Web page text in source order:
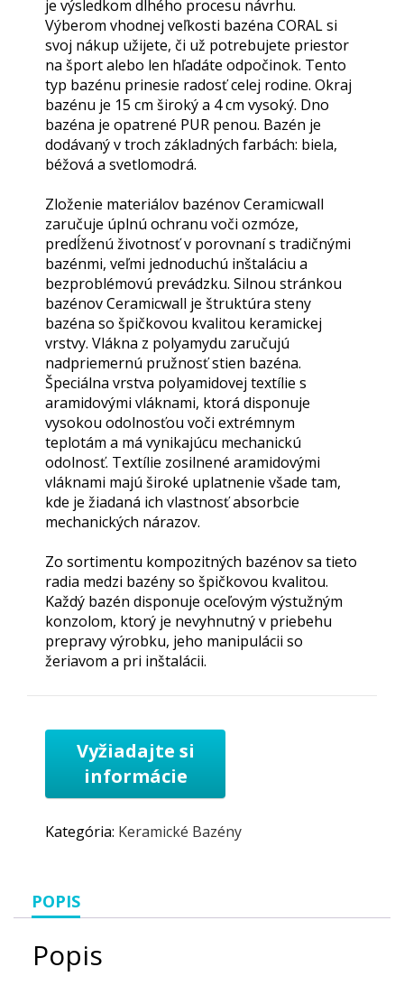
je výsledkom dlhého procesu návrhu.
Výberom vhodnej veľkosti bazéna CORAL si
svoj nákup užijete, či už potrebujete priestor
na šport alebo len hľadáte odpočinok. Tento
typ bazénu prinesie radosť celej rodine. Okraj
bazénu je 15 cm široký a 4 cm vysoký. Dno
bazéna je opatrené PUR penou. Bazén je
dodávaný v troch základných farbách: biela,
béžová a svetlomodrá.
Zloženie materiálov bazénov Ceramicwall
zaručuje úplnú ochranu voči ozmóze,
predĺženú životnosť v porovnaní s tradičnými
bazénmi, veľmi jednoduchú inštaláciu a
bezproblémovú prevádzku. Silnou stránkou
bazénov Ceramicwall je štruktúra steny
bazéna so špičkovou kvalitou keramickej
vrstvy. Vlákna z polyamydu zaručujú
nadpriemernú pružnosť stien bazéna.
Špeciálna vrstva polyamidovej textílie s
aramidovými vláknami, ktorá disponuje
vysokou odolnosťou voči extrémnym
teplotám a má vynikajúcu mechanickú
odolnosť. Textílie zosilnené aramidovými
vláknami majú široké uplatnenie všade tam,
kde je žiadaná ich vlastnosť absorbcie
mechanických nárazov.
Zo sortimentu kompozitných bazénov sa tieto
radia medzi bazény so špičkovou kvalitou.
Každý bazén disponuje oceľovým výstužným
konzolom, ktorý je nevyhnutný v priebehu
prepravy výrobku, jeho manipulácii so
žeriavom a pri inštalácii.
Kategória: Keramické Bazény
POPIS
Popis